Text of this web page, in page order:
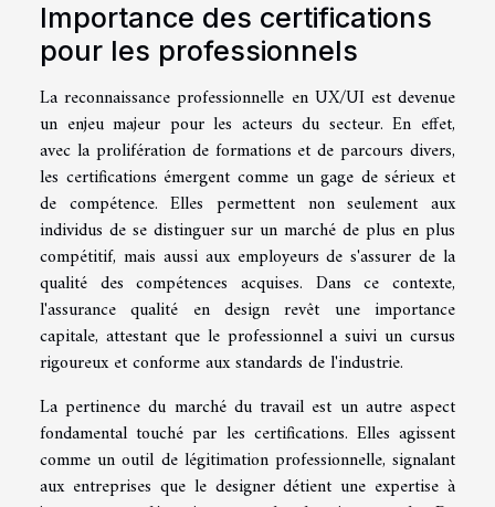
Importance des certifications
pour les professionnels
La reconnaissance professionnelle en UX/UI est devenue
un enjeu majeur pour les acteurs du secteur. En effet,
avec la prolifération de formations et de parcours divers,
les certifications émergent comme un gage de sérieux et
de compétence. Elles permettent non seulement aux
individus de se distinguer sur un marché de plus en plus
compétitif, mais aussi aux employeurs de s'assurer de la
qualité des compétences acquises. Dans ce contexte,
l'assurance qualité en design revêt une importance
capitale, attestant que le professionnel a suivi un cursus
rigoureux et conforme aux standards de l'industrie.
La pertinence du marché du travail est un autre aspect
fondamental touché par les certifications. Elles agissent
comme un outil de légitimation professionnelle, signalant
aux entreprises que le designer détient une expertise à